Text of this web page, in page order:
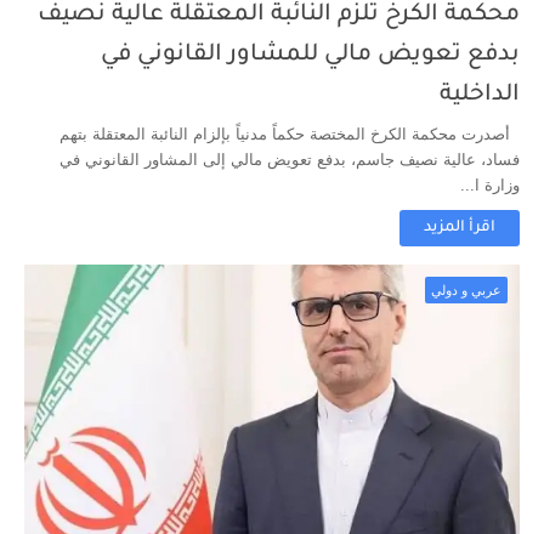
محكمة الكرخ تُلزم النائبة المعتقلة عالية نصيف
بدفع تعويض مالي للمشاور القانوني في
الداخلية
أصدرت محكمة الكرخ المختصة حكماً مدنياً بإلزام النائبة المعتقلة بتهم
فساد، عالية نصيف جاسم، بدفع تعويض مالي إلى المشاور القانوني في
وزارة ا...
اقرأ المزيد
عربي و دولي